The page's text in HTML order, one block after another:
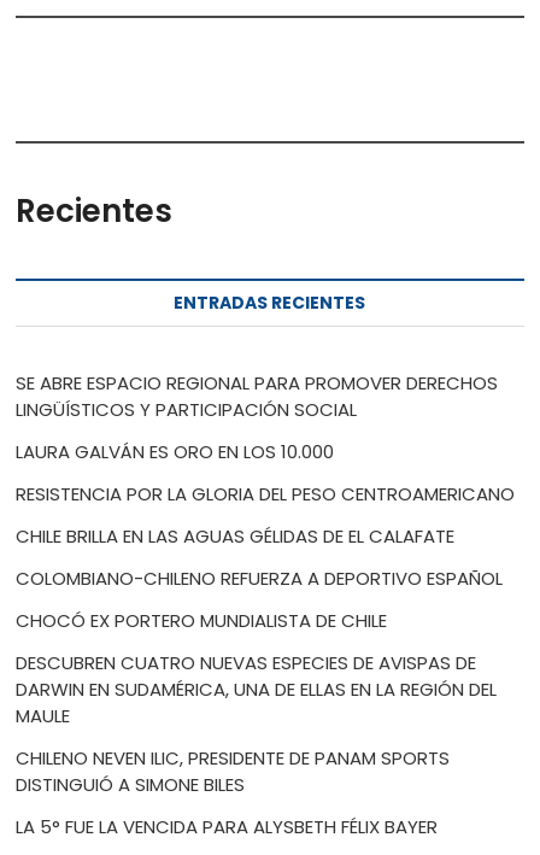
Recientes
ENTRADAS RECIENTES
SE ABRE ESPACIO REGIONAL PARA PROMOVER DERECHOS
LINGÜÍSTICOS Y PARTICIPACIÓN SOCIAL
LAURA GALVÁN ES ORO EN LOS 10.000
RESISTENCIA POR LA GLORIA DEL PESO CENTROAMERICANO
CHILE BRILLA EN LAS AGUAS GÉLIDAS DE EL CALAFATE
COLOMBIANO-CHILENO REFUERZA A DEPORTIVO ESPAÑOL
CHOCÓ EX PORTERO MUNDIALISTA DE CHILE
DESCUBREN CUATRO NUEVAS ESPECIES DE AVISPAS DE
DARWIN EN SUDAMÉRICA, UNA DE ELLAS EN LA REGIÓN DEL
MAULE
CHILENO NEVEN ILIC, PRESIDENTE DE PANAM SPORTS
DISTINGUIÓ A SIMONE BILES
LA 5° FUE LA VENCIDA PARA ALYSBETH FÉLIX BAYER